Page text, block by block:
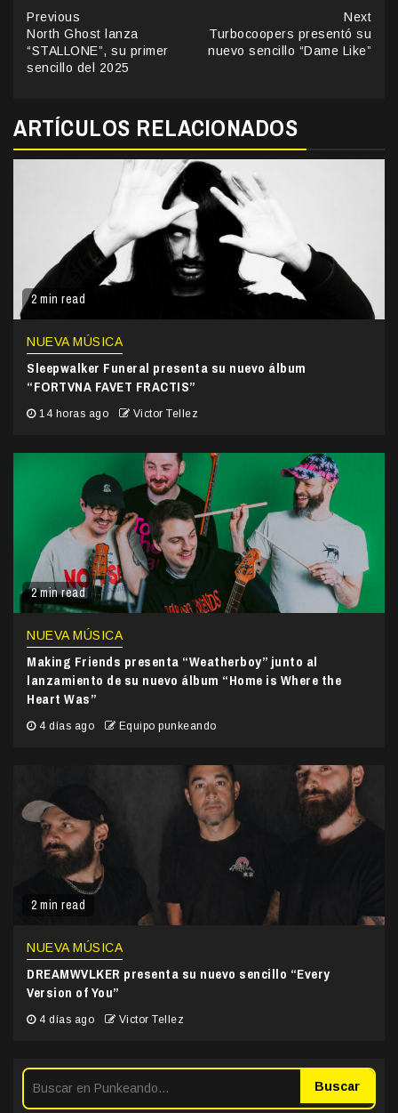
Continue
Reading
Previous
North Ghost lanza
“STALLONE”, su primer
sencillo del 2025
Next
Turbocoopers presentó su
nuevo sencillo “Dame Like”
ARTÍCULOS RELACIONADOS
2 min read
NUEVA MÚSICA
Sleepwalker Funeral presenta su nuevo álbum
“FORTVNA FAVET FRACTIS”
14 horas ago Victor Tellez
2 min read
NUEVA MÚSICA
Making Friends presenta “Weatherboy” junto al
lanzamiento de su nuevo álbum “Home is Where the
Heart Was”
4 días ago Equipo punkeando
2 min read
NUEVA MÚSICA
DREAMWVLKER presenta su nuevo sencillo “Every
Version of You”
4 días ago Victor Tellez
Buscar